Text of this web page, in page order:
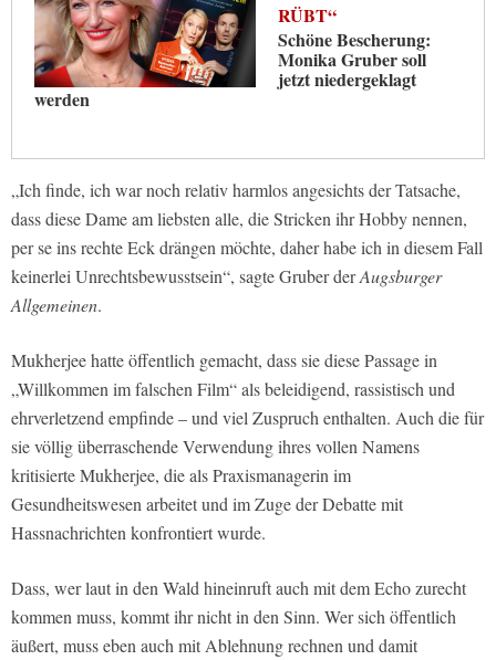
RÜBT“
Schöne Bescherung:
Monika Gruber soll
jetzt niedergeklagt
werden
„Ich finde, ich war noch relativ harmlos angesichts der Tatsache,
dass diese Dame am liebsten alle, die Stricken ihr Hobby nennen,
per se ins rechte Eck drängen möchte, daher habe ich in diesem Fall
keinerlei Unrechtsbewusstsein“, sagte Gruber derAugsburger
Allgemeinen.
Mukherjee hatte öffentlich gemacht, dass sie diese Passage in
„Willkommen im falschen Film“ als beleidigend, rassistisch und
ehrverletzend empfinde – und viel Zuspruch enthalten. Auch die für
sie völlig überraschende Verwendung ihres vollen Namens
kritisierte Mukherjee, die als Praxismanagerin im
Gesundheitswesen arbeitet und im Zuge der Debatte mit
Hassnachrichten konfrontiert wurde.
Dass, wer laut in den Wald hineinruft auch mit dem Echo zurecht
kommen muss, kommt ihr nicht in den Sinn. Wer sich öffentlich
äußert, muss eben auch mit Ablehnung rechnen und damit